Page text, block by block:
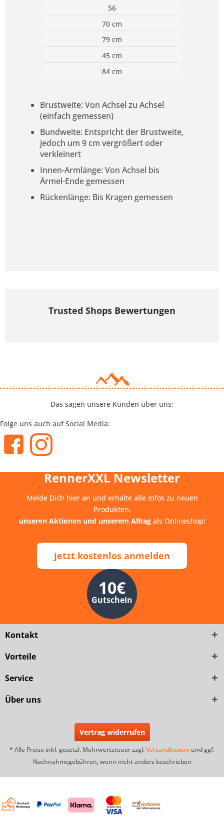
56
70 cm
79 cm
45 cm
84 cm
Brustweite: Von Achsel zu Achsel
(einfach gemessen)
Bundweite: Entspricht der Brustweite,
jedoch um 9 cm vergrößert oder
verkleinert
Innen-Armlänge: Von Achsel bis
Ärmel-Ende gemessen
Rückenlänge: Bis Kragen gemessen
Trusted Shops Bewertungen
Das sagen unsere Kunden über uns:
Folge uns auch auf Social Media:
RennerXXL Newsletter
Melde Dich hier an und erhalte alle Infos zu neuen
Produkten,
unseren Aktionen und unserem Alltagals Onlineshop!
Jetzt kostenlos anmelden
10€
Gutschein
Kontakt
Vorteile
Service
Über uns
Vertrag widerrufen
* Alle Preise inkl. gesetzl. Mehrwertsteuer zzgl.Versandkosten und ggf.
Nachnahmegebühren, wenn nicht anders beschrieben